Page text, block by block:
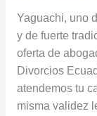
Yaguachi, uno
y de fuerte
oferta de
Divorcios
atendemos tu
misma validez